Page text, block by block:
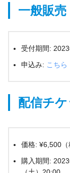
一般販売
受付期間:
申込み: こちら
配信チ
価格: ¥6,500（
購入期間: